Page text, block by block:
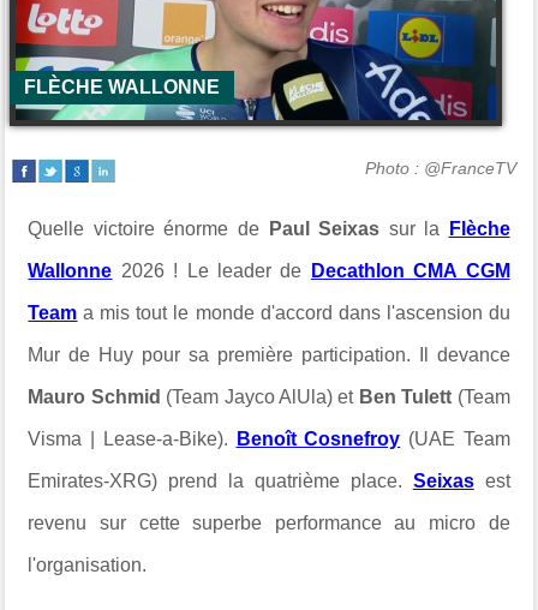
FLÈCHE WALLONNE
Photo : @FranceTV
Quelle victoire énorme de Paul Seixas sur la Flèche
Wallonne 2026 ! Le leader de Decathlon CMA CGM
Team a mis tout le monde d'accord dans l'ascension du
Mur de Huy pour sa première participation. Il devance
Mauro Schmid (Team Jayco AlUla) et Ben Tulett (Team
Visma | Lease-a-Bike). Benoît Cosnefroy (UAE Team
Emirates-XRG) prend la quatrième place. Seixas est
revenu sur cette superbe performance au micro de
l'organisation.